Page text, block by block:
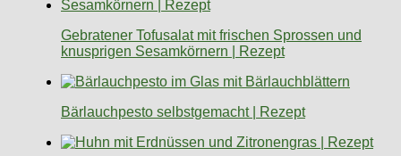
Gebratener Tofusalat mit frischen Sprossen und
knusprigen Sesamkörnern | Rezept
Bärlauchpesto selbstgemacht | Rezept